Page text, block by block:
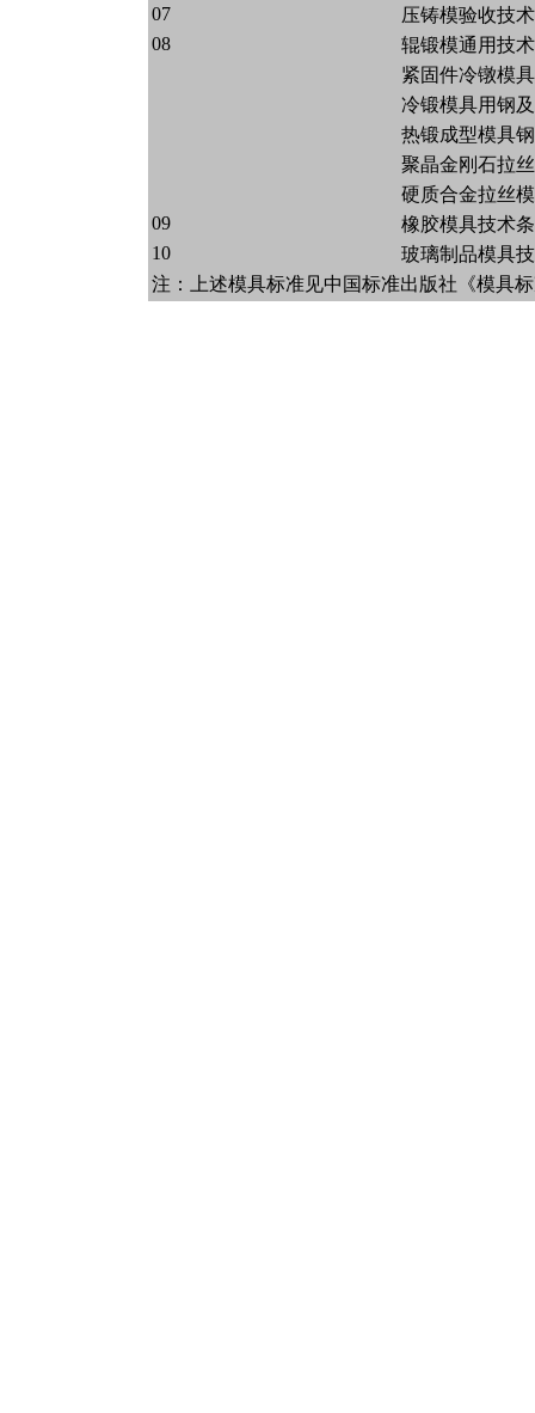
07
压铸模验收技
08
辊锻模通用技
紧固件冷镦模
冷锻模具用钢
热锻成型模具
聚晶金刚石拉
硬质合金拉丝
09
橡胶模具技术
10
玻璃制品模具
注：上述模具标准见中国标准出版社《模具